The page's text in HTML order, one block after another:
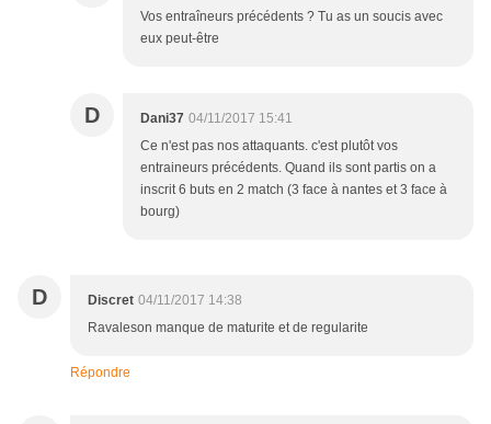
Vos entraîneurs précédents ? Tu as un soucis avec
eux peut-être
D Dani37 04/11/2017 15:41
Ce n'est pas nos attaquants. c'est plutôt vos
entraineurs précédents. Quand ils sont partis on a
inscrit 6 buts en 2 match (3 face à nantes et 3 face à
bourg)
D Discret 04/11/2017 14:38
Ravaleson manque de maturite et de regularite
Répondre